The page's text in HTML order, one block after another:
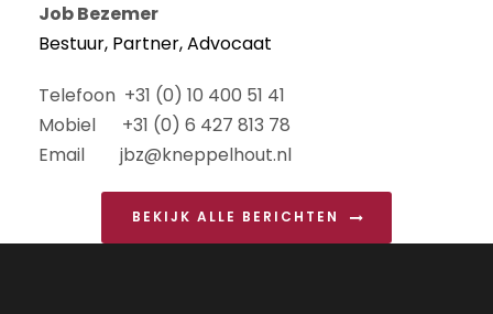
Job Bezemer
Bestuur, Partner, Advocaat
Telefoon +31 (0) 10 400 51 41
Mobiel +31 (0) 6 427 813 78
Email jbz@kneppelhout.nl
BEKIJK ALLE BERICHTEN